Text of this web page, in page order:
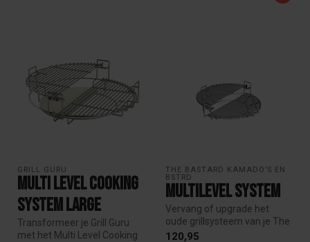
GRILL GURU
Multi Level Cooking
System Large
Transformeer je Grill Guru
met het Multi Level Cooking
THE BASTARD KAMADO’S EN
BSTRD
Multilevel System
Vervang of upgrade het
oude grillsysteem van je The
Bastard met het nieuwe
120,95